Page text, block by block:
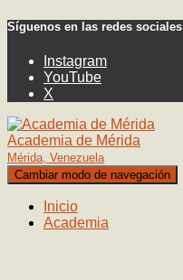
Síguenos en las redes sociales
Instagram
YouTube
X
Academia de Mérida
Mérida, Venezuela
Cambiar modo de navegación
Inicio
Academia